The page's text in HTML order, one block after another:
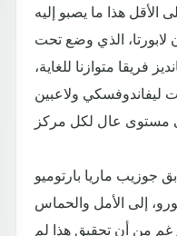
الأقل هذا ما يصبو إليه
لابورتا، الذي وضع تحت
فريقا متوازنا للغاية،
ليفاندوفسكي ولاعبين
جوزيب ماريا بارتوميو
و350 مليون يورو، إلى الأمل والحماس
من أن تحقيق هذا لم